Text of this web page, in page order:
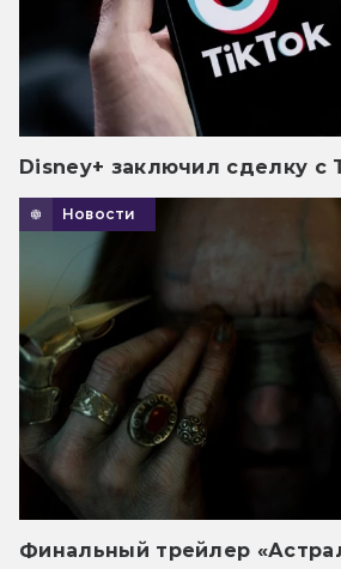
Disney+ заключил сделку с
Новости
Финальный трейлер